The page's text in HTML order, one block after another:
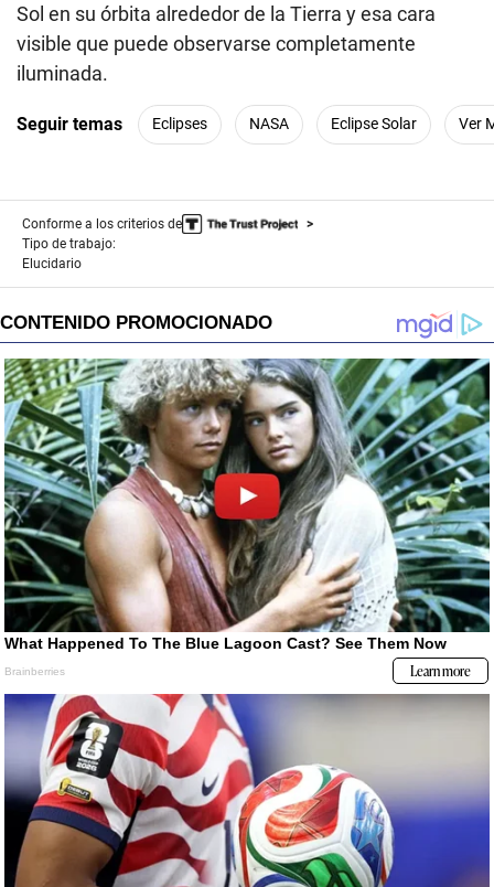
Sol en su órbita alrededor de la Tierra y esa cara
visible que puede observarse completamente
iluminada.
Seguir temas Eclipses NASA Eclipse Solar Ver
Conforme a los criterios de
Tipo de trabajo:
Elucidario